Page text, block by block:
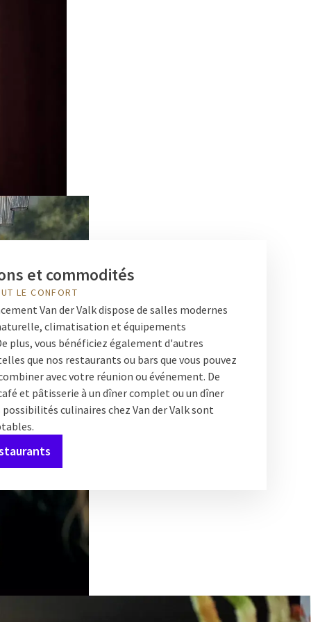
et commodités
LE CONFORT
Van der Valk dispose de salles modernes
climatisation et équipements
plus, vous bénéficiez également d'autres
que nos restaurants ou bars que vous pouvez
avec votre réunion ou événement. De
et pâtisserie à un dîner complet ou un dîner
culinaires chez Van der Valk sont